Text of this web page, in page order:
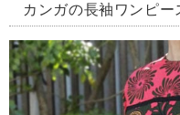
カンガの長袖ワンピ